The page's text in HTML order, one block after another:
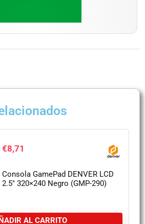
€8,71
Consola GamePad DENVER LCD
2.5″ 320×240 Negro (GMP-290)
AL CARRITO